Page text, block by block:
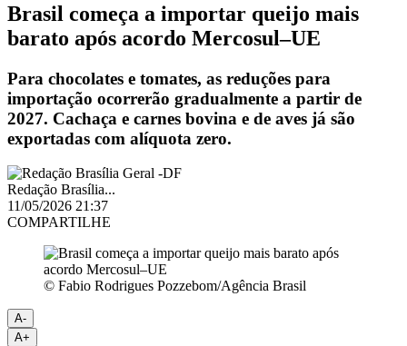
Brasil começa a importar queijo mais
barato após acordo Mercosul–UE
Para chocolates e tomates, as reduções para
importação ocorrerão gradualmente a partir de
2027. Cachaça e carnes bovina e de aves já são
exportadas com alíquota zero.
Redação Brasília...
11/05/2026 21:37
COMPARTILHE
© Fabio Rodrigues Pozzebom/Agência Brasil
A-
A+